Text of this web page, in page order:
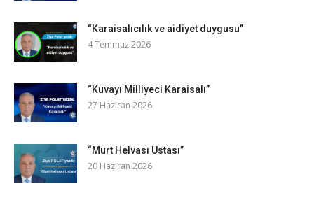
“Karaisalıcılık ve aidiyet duygusu”
4 Temmuz 2026
“Kuvayı Milliyeci Karaisalı”
27 Haziran 2026
“Murt Helvası Ustası”
20 Haziran 2026